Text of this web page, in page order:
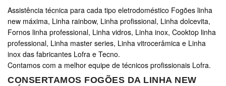
Assistência técnica para cada tipo eletrodoméstico Fogões linha
new máxima, Linha rainbow, Linha profissional, Linha dolcevita,
Fornos linha professional, Linha vidros, Linha inox, Cooktop linha
professional, Linha master series, Linha vitrocerâmica e Linha
inox das fabricantes Lofra e Tecno.
Contamos com a melhor equipe de técnicos profissionais Lofra.
CONSERTAMOS FOGÕES DA LINHA NEW